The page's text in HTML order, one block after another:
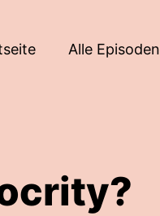
Alle Episoden